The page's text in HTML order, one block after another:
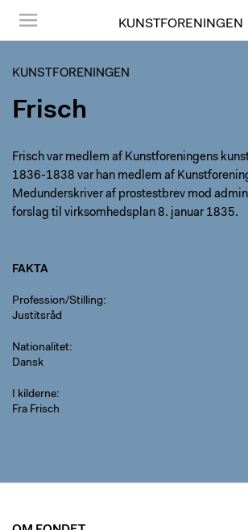
KUNSTFORENINGEN
KUNSTFORENINGEN
Frisch
Frisch var medlem af Kunstforeningens
1836-1838 var han medlem af
Medunderskriver af prostestbrev mod
forslag til virksomhedsplan 8. januar 1835.
FAKTA
Profession/Stilling
Justitsråd
Nationalitet
Dansk
I kilderne
Fra Frisch